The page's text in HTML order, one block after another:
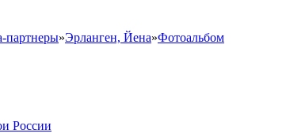
партнеры»Эрланген, Йена»Фотоальбом
России